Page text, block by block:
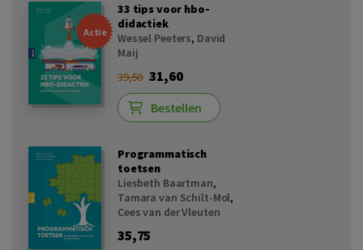
Actie
33 tips voor hbo-
didactiek
Wessel Peeters, David
Maij
39,50 31,60
Bestellen
Programmatisch
toetsen
Liesbeth Baartman,
Tamara van Schilt-Mol,
Cees van der Vleuten
35,75